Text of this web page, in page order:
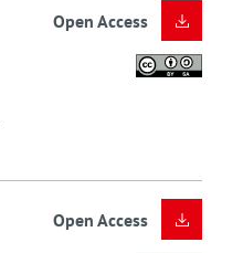
Open Access
Open Access